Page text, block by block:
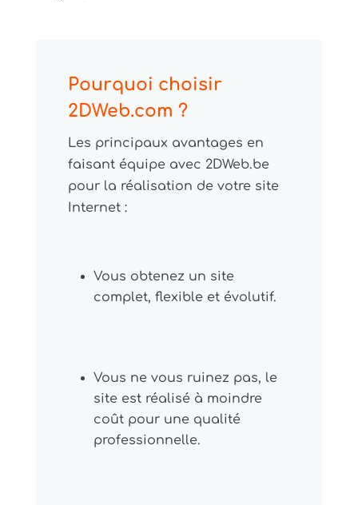
Pourquoi choisir
2DWeb.com ?
Les principaux avantages en
faisant équipe avec 2DWeb.be
pour la réalisation de votre site
Internet :
Vous obtenez un site
complet, flexible et évolutif.
Vous ne vous ruinez pas, le
site est réalisé à moindre
coût pour une qualité
professionnelle.